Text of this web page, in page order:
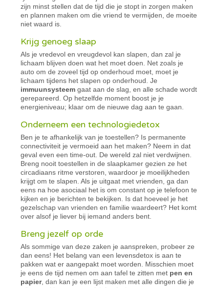
zijn minst stellen dat de tijd die je stopt in zorgen maken
en plannen maken om die vriend te vermijden, de moeite
niet waard is.
Krijg genoeg slaap
Als je vredevol en vreugdevol kan slapen, dan zal je
lichaam blijven doen wat het moet doen. Net zoals je
auto om de zoveel tijd op onderhoud moet, moet je
lichaam tijdens het slapen op onderhoud. Je
immuunsysteem gaat aan de slag, en alle schade wordt
gerepareerd. Op hetzelfde moment boost je je
energieniveau; klaar om de nieuwe dag aan te gaan.
Onderneem een technologiedetox
Ben je te afhankelijk van je toestellen? Is permanente
connectiviteit je vermoeid aan het maken? Neem in dat
geval even een time-out. De wereld zal niet verdwijnen.
Breng nooit toestellen in de slaapkamer gezien ze het
circadiaans ritme verstoren, waardoor je moeilijkheden
krijgt om te slapen. Als je uitgaat met vrienden, ga dan
eens na hoe asociaal het is om constant op je telefoon te
kijken en je berichten te bekijken. Is dat hoeveel je het
gezelschap van vrienden en familie waardeert? Het komt
over alsof je liever bij iemand anders bent.
Breng jezelf op orde
Als sommige van deze zaken je aanspreken, probeer ze
dan eens! Het belang van een levensdetox is aan te
pakken wat er aangepakt moet worden. Misschien moet
je eens de tijd nemen om aan tafel te zitten met pen en
papier, dan kan je een lijst maken met alle dingen die je